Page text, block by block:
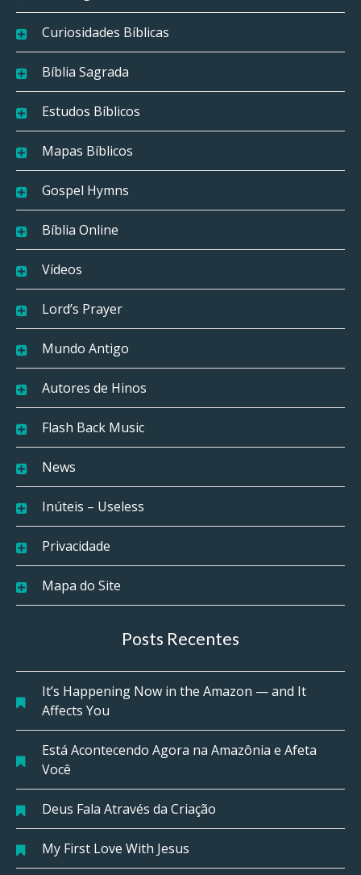
Curiosidades Bíblicas
Bíblia Sagrada
Estudos Bíblicos
Mapas Bíblicos
Gospel Hymns
Bíblia Online
Vídeos
Lord’s Prayer
Mundo Antigo
Autores de Hinos
Flash Back Music
News
Inúteis – Useless
Privacidade
Mapa do Site
Posts Recentes
It’s Happening Now in the Amazon — and It
Affects You
Está Acontecendo Agora na Amazônia e Afeta
Você
Deus Fala Através da Criação
My First Love With Jesus